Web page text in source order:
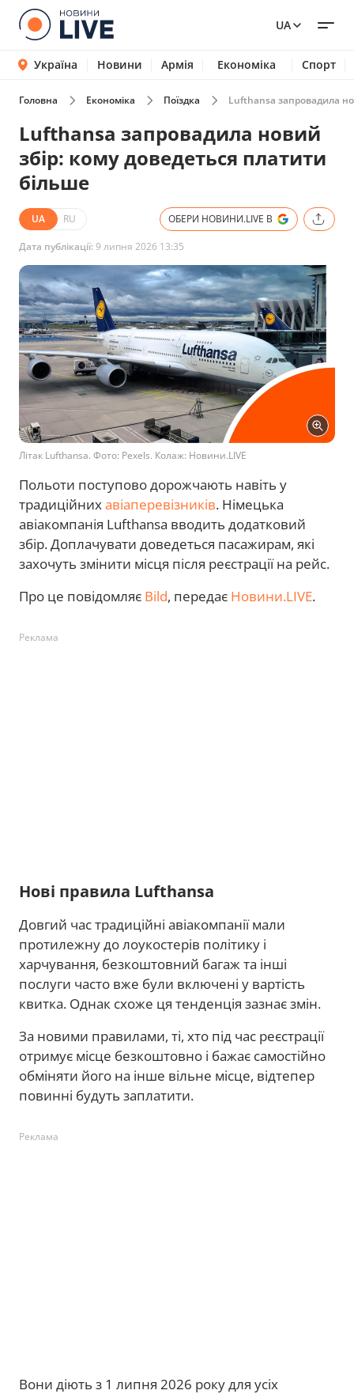
UA
Україна Новини Армія Економіка Спорт
Головна Економіка Поїздка Lufthansa запровадила
Lufthansa запровадила новий
збір: кому доведеться платити
більше
UA RU ОБЕРИ НОВИНИ.LIVE В
Дата публікації:9 липня 2026 13:35
Літак Lufthansa. Фото: Pexels. Колаж: Новини.LIVE
Польоти поступово дорожчають навіть у
традиційнихавіаперевізників. Німецька
авіакомпанія Lufthansa вводить додатковий
збір. Доплачувати доведеться пасажирам, які
захочуть змінити місця після реєстрації на рейс.
Про це повідомляє Bild, передає Новини.LIVE.
Реклама
Нові правила Lufthansa
Довгий час традиційні авіакомпанії мали
протилежну до лоукостерів політику і
харчування, безкоштовний багаж та інші
послуги часто вже були включені у вартість
квитка. Однак схоже ця тенденція зазнає змін.
За новими правилами, ті, хто під час реєстрації
отримує місце безкоштовно і бажає самостійно
обміняти його на інше вільне місце, відтепер
повинні будуть заплатити.
Реклама
Вони діють з 1 липня 2026 року для усіх